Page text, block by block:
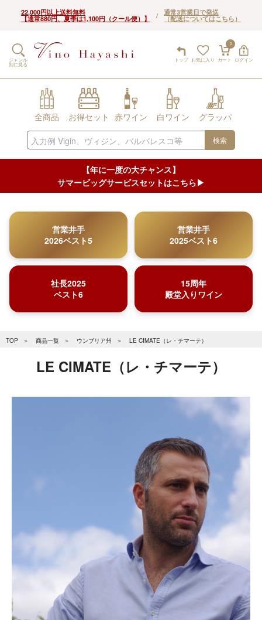
22,000円以上送料無料
【通常880円、夏季は1,100円（クール便）】 / 通常3営業日で発送
（配送についてはこちら）
トップ お気に入り
0
カート ログイン
ジャンル
別に見る
全商品 お得セット 赤ワイン 白ワイン グラッパ
検索
【年に一度の大チャンス】
サマービッグサービスセットはこちら▶︎
営業井手
2026ベスト5
営業井手
2025ベスト6
社長2025
ベスト6
15周年
殿堂入りワイン
TOP 商品一覧 ウンブリア州 LE CIMATE（レ・チマーテ）
LE CIMATE（レ・チマーテ）